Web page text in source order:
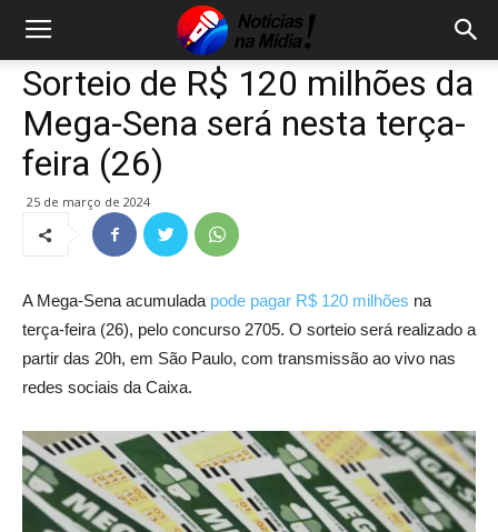
Sorteio de R$ 120 milhões da
Mega-Sena será nesta terça-
feira (26)
25 de março de 2024
A Mega-Sena acumulada pode pagar R$ 120 milhões na
terça-feira (26), pelo concurso 2705. O sorteio será realizado a
partir das 20h, em São Paulo, com transmissão ao vivo nas
redes sociais da Caixa.